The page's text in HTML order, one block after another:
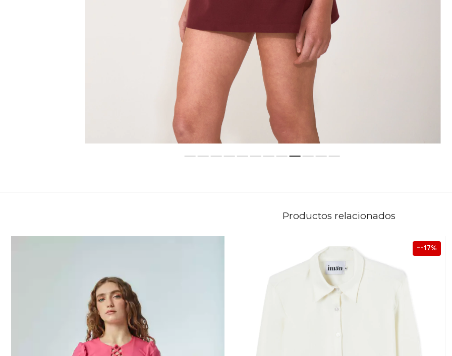
Productos relacionados
-17%